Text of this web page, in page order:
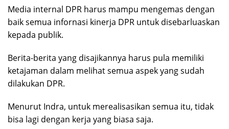
Media internal DPR harus mampu mengemas dengan
baik semua infornasi kinerja DPR untuk disebarluaskan
kepada publik.
Berita-berita yang disajikannya harus pula memiliki
ketajaman dalam melihat semua aspek yang sudah
dilakukan DPR.
Menurut Indra, untuk merealisasikan semua itu, tidak
bisa lagi dengan kerja yang biasa saja.